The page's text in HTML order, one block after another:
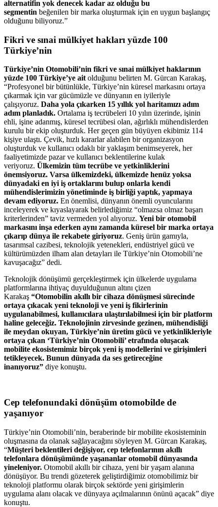
alternatifin yok denecek kadar az olduğu bu
segmentin beğenilen bir marka oluşturmak için en uygun başlangıç
olduğunu biliyoruz.”
Fikri ve sınai mülkiyet hakları yüzde 100
Türkiye’nin
Türkiye’nin Otomobili’nin fikri ve sınai mülkiyet haklarının
yüzde 100 Türkiye’ye aitolduğunu belirten M. Gürcan Karakaş,
“Profesyonel bir bütünlükle, Türkiye’nin küresel markasını ortaya
çıkarmak için var gücümüzle ve dünyanın en iyileriyle
çalışıyoruz. Daha yola çıkarken 15 yıllık yol haritamızı adım
adım planladık. Ortalama iş tecrübeleri 10 yılın üzerinde, işinin
ehli, işine adanmış, küresel tecrübesi olan, ağırlıklı mühendislerden
kurulu bir ekip oluşturduk. Her geçen gün büyüyen ekibimiz 114
kişiye ulaştı. Çevik, hızlı kararlar alabilen bir organizasyon
oluşturduk ve kullanıcı odaklı bir yaklaşım benimseyerek, her
faaliyetimizde pazar ve kullanıcı beklentilerine kulak
veriyoruz. Ülkemizin tüm tecrübe ve yetkinliklerini
önemsiyoruz. Varsa ülkemizdeki, ülkemizde henüz yoksa
dünyadaki en iyi iş ortaklarını bulup onlarla kendi
mühendislerimizin yönetiminde iş birliği yaptık, yapmaya
devam ediyoruz. En önemlisi, dünyanın önemli oyuncularını
inceleyerek ve kıyaslayarak belirlediğimiz “olmazsa olmaz başarı
kriterlerinden” taviz vermeden yol alıyoruz. Yeni bir otomobil
markasını inşa ederken aynı zamanda küresel bir marka ortaya
çıkarıp dünya ile rekabete giriyoruz. Geniş ürün gamıyla,
tasarımsal cazibesi, teknolojik yetenekleri, endüstriyel gücü ve
kültürümüzden ilham alan detayları ile Türkiye’nin Otomobili’ne
kavuşacağız” dedi.
Teknolojik dönüşümü gerçekleştirmek için ülkelerde uygulama
platformlarına ihtiyaç duyulduğunun altını çizen
Karakaş “Otomobilin akıllı bir cihaza dönüşmesi sürecinde
ortaya çıkacak yeni teknoloji ve yeni iş fikirlerinin
uygulanabilmesi, kullanıcılara ulaştırılabilmesi için bir platform
haline geleceğiz. Teknolojinin zirvesinde gezinen, mühendisliği
ile meydan okuyan, Türkiye’nin üretim gücü ve yetkinlikleriyle
ortaya çıkan ‘Türkiye’nin Otomobili’ etrafında oluşacak
mobilite ekosistemimiz birçok yeni iş modellerini ve girişimleri
tetikleyecek. Bunun dünyada da ses getireceğine
inanıyoruz” diye konuştu.
Cep telefonundaki dönüşüm otomobilde de
yaşanıyor
Türkiye’nin Otomobili’nin, beraberinde bir mobilite ekosisteminin
oluşmasına da olanak sağlayacağını söyleyen M. Gürcan Karakaş,
“Müşteri beklentileri değişiyor, cep telefonlarının akıllı
telefonlara dönüşümünde yaşananlar otomobil dünyasında
yineleniyor. Otomobil akıllı bir cihaza, yeni bir yaşam alanına
dönüşüyor. Bu trendi gözeterek geliştirdiğimiz otomobilimiz bir
teknoloji platformu olarak birçok sektörde yeni girişimlerin
uygulama alanı olacak ve dünyaya açılmalarının önünü açacak” diye
konuştu.